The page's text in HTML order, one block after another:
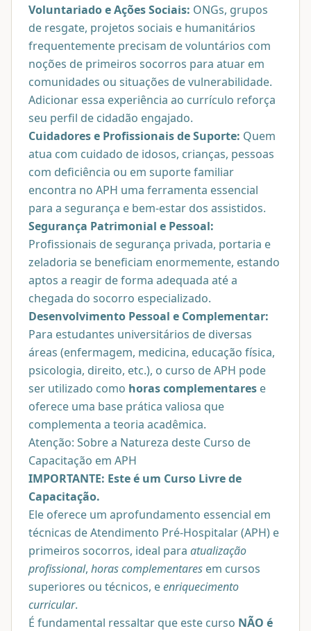
Voluntariado e Ações Sociais: ONGs, grupos
de resgate, projetos sociais e humanitários
frequentemente precisam de voluntários com
noções de primeiros socorros para atuar em
comunidades ou situações de vulnerabilidade.
Adicionar essa experiência ao currículo reforça
seu perfil de cidadão engajado.
Cuidadores e Profissionais de Suporte: Quem
atua com cuidado de idosos, crianças, pessoas
com deficiência ou em suporte familiar
encontra no APH uma ferramenta essencial
para a segurança e bem-estar dos assistidos.
Segurança Patrimonial e Pessoal:
Profissionais de segurança privada, portaria e
zeladoria se beneficiam enormemente, estando
aptos a reagir de forma adequada até a
chegada do socorro especializado.
Desenvolvimento Pessoal e Complementar:
Para estudantes universitários de diversas
áreas (enfermagem, medicina, educação física,
psicologia, direito, etc.), o curso de APH pode
ser utilizado como horas complementares e
oferece uma base prática valiosa que
complementa a teoria acadêmica.
Atenção: Sobre a Natureza deste Curso de
Capacitação em APH
IMPORTANTE: Este é um Curso Livre de
Capacitação.
Ele oferece um aprofundamento essencial em
técnicas de Atendimento Pré-Hospitalar (APH) e
primeiros socorros, ideal para atualização
profissional, horas complementares em cursos
superiores ou técnicos, eenriquecimento
curricular.
É fundamental ressaltar que este curso NÃO é